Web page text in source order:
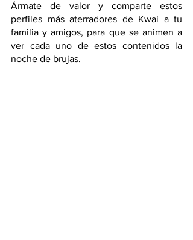
Ármate de valor y comparte estos
perfiles más aterradores de Kwai a tu
familia y amigos, para que se animen a
ver cada uno de estos contenidos la
noche de brujas.